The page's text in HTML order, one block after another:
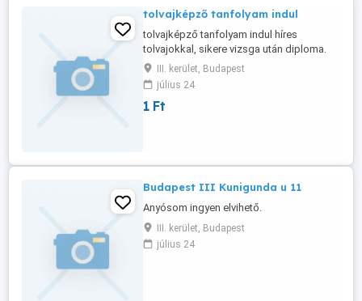
tolvajképző tanfolyam indul
tolvajképző tanfolyam indul híres
tolvajokkal, sikere vizsga után diploma.
Kell hozzá erkölcsi bizonyitvány, angol
nyelvtudás, számitógépismeret, B
kategoriás jogositvány. Elmélet után
gyakorlat
III. kerület, Budapest
július 24
1 Ft
Budapest III Kunigunda u 11
Anyósom ingyen elvihető.
III. kerület, Budapest
július 24